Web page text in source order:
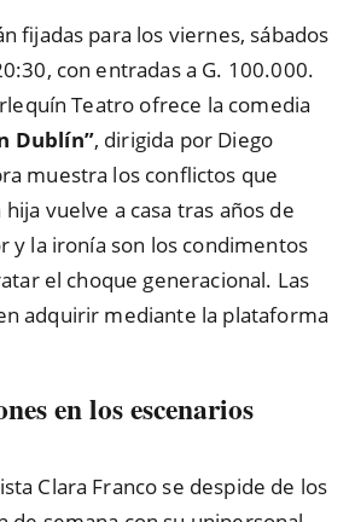
fijadas para los viernes, sábados
con entradas a G. 100.000.
Teatro ofrece la comedia
Dublín”, dirigida por Diego
muestra los conflictos que
vuelve a casa tras años de
y la ironía son los condimentos
el choque generacional. Las
adquirir mediante la plataforma
en los escenarios
Clara Franco se despide de los